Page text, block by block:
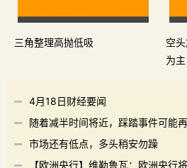
三角整理高抛低吸
空
为主
4月18日财经要闻
随着减半时间将近，踩踏事件可能
市场还有低点，多头稍安勿躁
【欧洲央行】维勒鲁瓦：欧洲央行